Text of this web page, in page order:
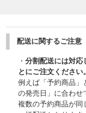
配送に関するご注意
・ 分割配送には対応
とにご注文ください。
例えば「予約商品」
の発売日」に合わせ
複数の予約商品が同